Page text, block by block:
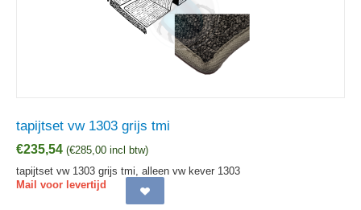
tapijtset vw 1303 grijs tmi
€235,54 (€285,00 incl btw)
tapijtset vw 1303 grijs tmi, alleen vw kever 1303
Mail voor levertijd